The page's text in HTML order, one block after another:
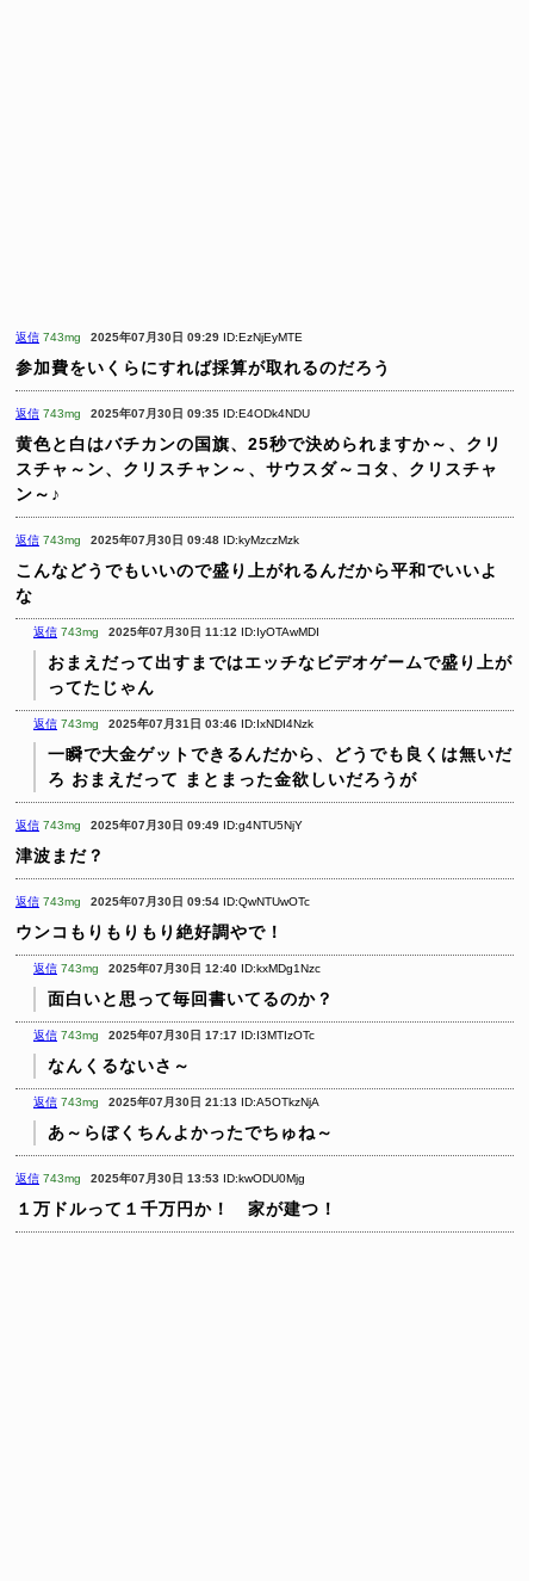
返信 743mg 2025年07月30日 09:29 ID:EzNjEyMTE
参加費をいくらにすれば採算が取れるのだろう
返信 743mg 2025年07月30日 09:35 ID:E4ODk4NDU
黄色と白はバチカンの国旗、25秒で決められますか～、クリ
スチャ～ン、クリスチャン～、サウスダ～コタ、クリスチャ
ン～♪
返信 743mg 2025年07月30日 09:48 ID:kyMzczMzk
こんなどうでもいいので盛り上がれるんだから平和でいいよ
な
返信 743mg 2025年07月30日 11:12 ID:IyOTAwMDI
おまえだって出すまではエッチなビデオゲームで盛り上が
ってたじゃん
返信 743mg 2025年07月31日 03:46 ID:IxNDI4Nzk
一瞬で大金ゲットできるんだから、どうでも良くは無いだ
ろ おまえだって まとまった金欲しいだろうが
返信 743mg 2025年07月30日 09:49 ID:g4NTU5NjY
津波まだ？
返信 743mg 2025年07月30日 09:54 ID:QwNTUwOTc
ウンコもりもりもり絶好調やで！
返信 743mg 2025年07月30日 12:40 ID:kxMDg1Nzc
面白いと思って毎回書いてるのか？
返信 743mg 2025年07月30日 17:17 ID:I3MTIzOTc
なんくるないさ～
返信 743mg 2025年07月30日 21:13 ID:A5OTkzNjA
あ～らぼくちんよかったでちゅね～
返信 743mg 2025年07月30日 13:53 ID:kwODU0Mjg
１万ドルって１千万円か！ 家が建つ！